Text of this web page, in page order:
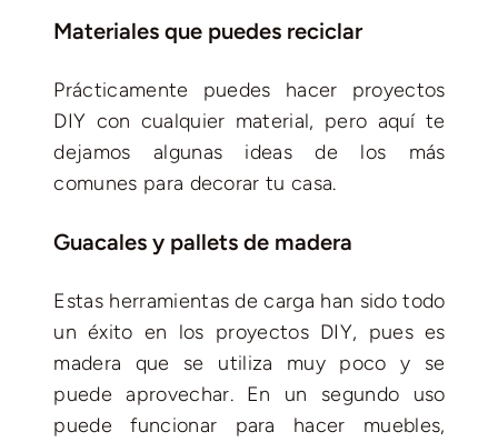
Materiales que puedes reciclar
Prácticamente puedes hacer proyectos
DIY con cualquier material, pero aquí te
dejamos algunas ideas de los más
comunes para decorar tu casa.
Guacales y pallets de madera
Estas herramientas de carga han sido todo
un éxito en los proyectos DIY, pues es
madera que se utiliza muy poco y se
puede aprovechar. En un segundo uso
puede funcionar para hacer muebles,